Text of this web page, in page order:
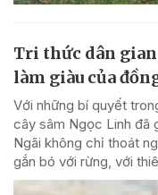
Tri thức dân
làm giàu của
Với những bí quyết
cây sâm Ngọc Linh đã
Ngãi không chỉ thoát
gắn bó với rừng, với